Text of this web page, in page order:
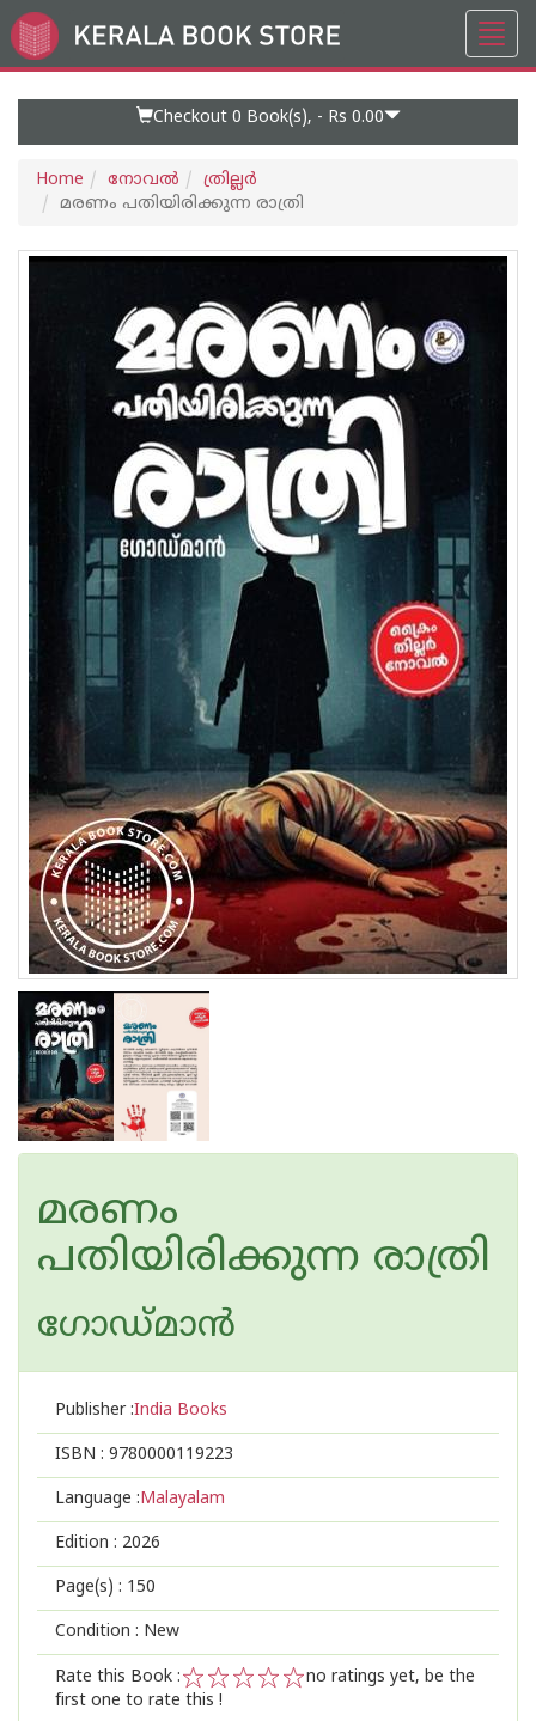
Go
to
Checkout 0 Book(s), - Rs 0.00
Home നോവല്‍
ത്രില്ലര്‍
മരണം പതിയിരിക്കുന്ന രാത്രി
മരണം
പതിയിരിക്കുന്ന രാത്രി
ഗോഡ്മാന്‍
Publisher :India Books
ISBN : 9780000119223
Language :Malayalam
Edition : 2026
Page(s) : 150
Condition : New
Rate this Book :
2
1
no ratings yet, be the
first one to rate this !